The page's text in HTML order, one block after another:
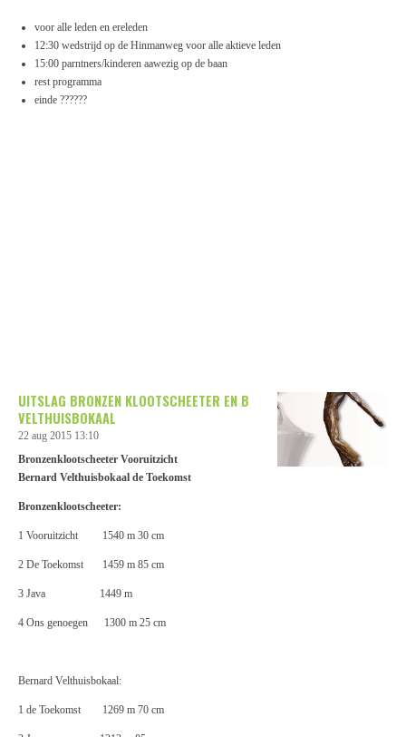
voor alle leden en ereleden
12:30 wedstrijd op de Hinmanweg voor alle aktieve leden
15:00 parntners/kinderen aawezig op de baan
rest programma
einde ??????
UITSLAG BRONZEN KLOOTSCHEETER EN B
VELTHUISBOKAAL
22 aug 2015 13:10
Bronzenklootscheeter Vooruitzicht
Bernard Velthuisbokaal de Toekomst
Bronzenklootscheeter:
1 Vooruitzicht 1540 m 30 cm
2 De Toekomst 1459 m 85 cm
3 Java 1449 m
4 Ons genoegen 1300 m 25 cm
Bernard Velthuisbokaal:
1 de Toekomst 1269 m 70 cm